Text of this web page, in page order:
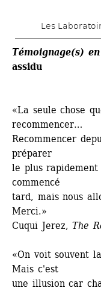
au
Les
Témoignage(s)
assidu
«La seule chose
recommencer…
Recommencer
préparer
le plus
commencé
tard, mais nous
Merci.»
Cuqui Jerez, The
«On voit souvent
Mais c'est
une illusion car